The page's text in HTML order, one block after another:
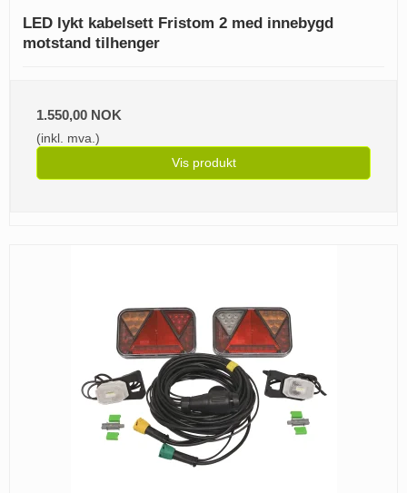
LED lykt kabelsett Fristom 2 med innebygd
motstand tilhenger
1.550,00 NOK
(inkl. mva.)
Vis produkt